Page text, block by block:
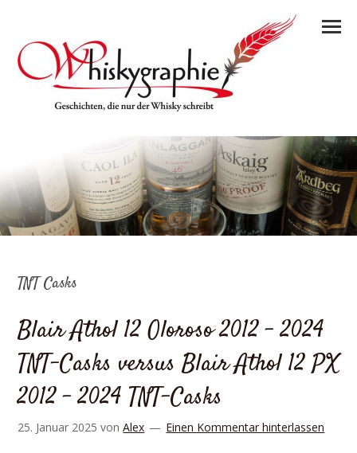
TNT Casks
Blair Athol 12 Oloroso 2012 – 2024
TNT-Casks versus Blair Athol 12 PX
2012 – 2024 TNT-Casks
25. Januar 2025 vonAlex Einen Kommentar hinterlassen